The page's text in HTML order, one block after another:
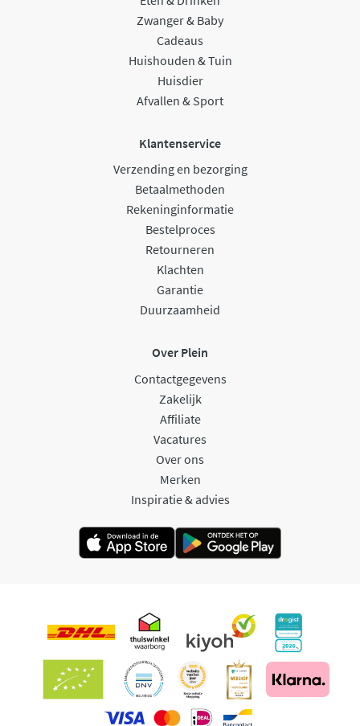
Zwanger & Baby
Cadeaus
Huishouden & Tuin
Huisdier
Afvallen & Sport
Klantenservice
Verzending en bezorging
Betaalmethoden
Rekeninginformatie
Bestelproces
Retourneren
Klachten
Garantie
Duurzaamheid
Over Plein
Contactgegevens
Zakelijk
Affiliate
Vacatures
Over ons
Merken
Inspiratie & advies